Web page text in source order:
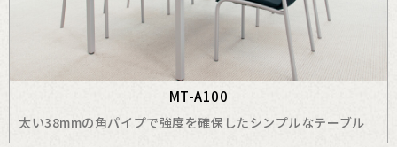
MT-A100
太い38mmの角パイプで強度を確保したシンプルなテーブル